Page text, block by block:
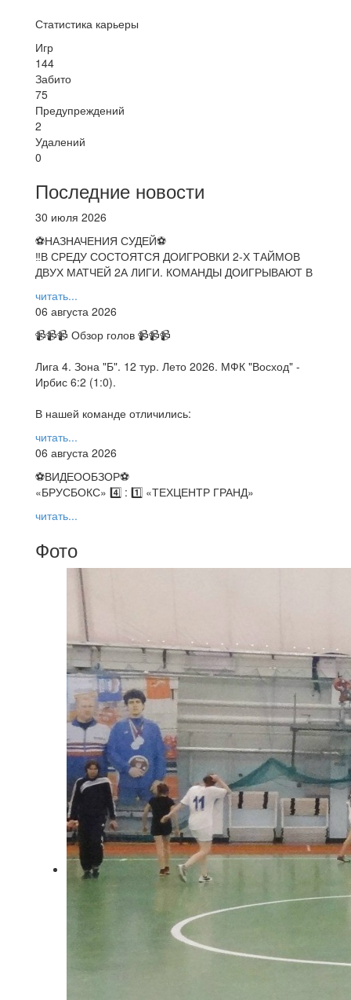
Статистика карьеры
Игр
144
Забито
75
Предупреждений
2
Удалений
0
Последние новости
30 июля 2026
⚽НАЗНАЧЕНИЯ СУДЕЙ⚽
‼В СРЕДУ СОСТОЯТСЯ ДОИГРОВКИ 2-Х ТАЙМОВ
ДВУХ МАТЧЕЙ 2А ЛИГИ. КОМАНДЫ ДОИГРЫВАЮТ В
читать...
06 августа 2026
📹📹📹 Обзор голов 📹📹📹
Лига 4. Зона "Б". 12 тур. Лето 2026. МФК "Восход" -
Ирбис 6:2 (1:0).
В нашей команде отличились:
читать...
06 августа 2026
⚽️ВИДЕООБЗОР⚽️
«БРУСБОКС» 4️⃣ : 1️⃣ «ТЕХЦЕНТР ГРАНД»
читать...
Фото